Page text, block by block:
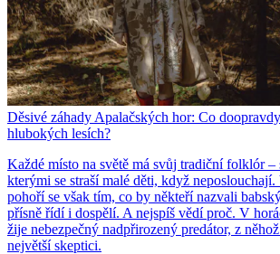
Děsivé záhady Apalačských hor: Co
hlubokých lesích?
Každé místo na světě má svůj tradiční folklór –
kterými se straší malé děti, když
pohoří se však tím, co by někteří nazvali
přísně řídí i dospělí. A nejspíš vědí proč. V
žije nebezpečný nadpřirozený predátor, z
největší skeptici.